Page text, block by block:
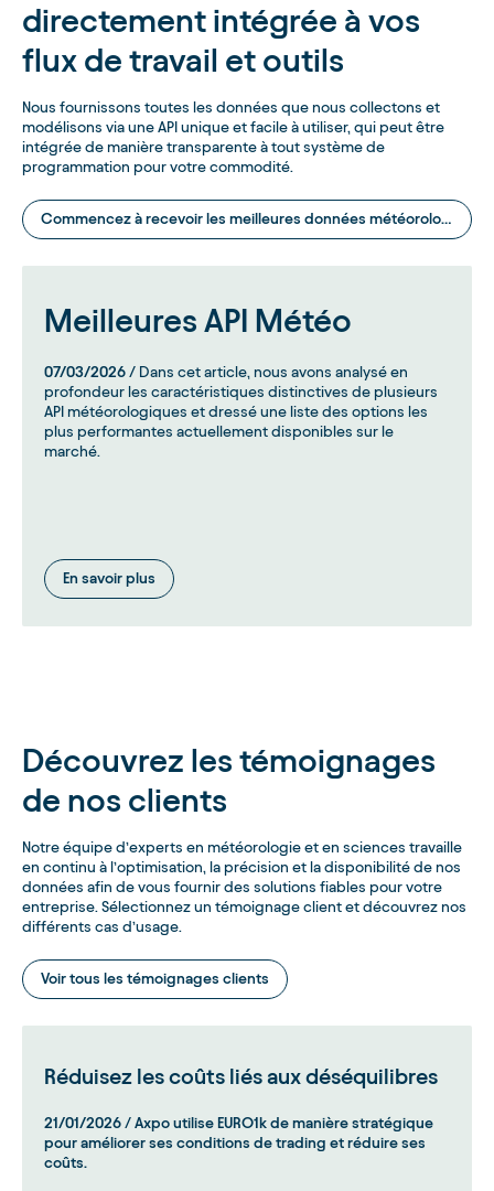
directement intégrée à vos
flux de travail et outils
Nous fournissons toutes les données que nous collectons et
modélisons via une API unique et facile à utiliser, qui peut être
intégrée de manière transparente à tout système de
programmation pour votre commodité.
Commencez à recevoir les meilleures données météorologiques
Meilleures API Météo
07/03/2026 / Dans cet article, nous avons analysé en
profondeur les caractéristiques distinctives de plusieurs
API météorologiques et dressé une liste des options les
plus performantes actuellement disponibles sur le
marché.
En savoir plus
Découvrez les témoignages
de nos clients
Notre équipe d’experts en météorologie et en sciences travaille
en continu à l’optimisation, la précision et la disponibilité de nos
données afin de vous fournir des solutions fiables pour votre
entreprise. Sélectionnez un témoignage client et découvrez nos
différents cas d’usage.
Voir tous les témoignages clients
Réduisez les coûts liés aux déséquilibres
21/01/2026 / Axpo utilise EURO1k de manière stratégique
pour améliorer ses conditions de trading et réduire ses
coûts.